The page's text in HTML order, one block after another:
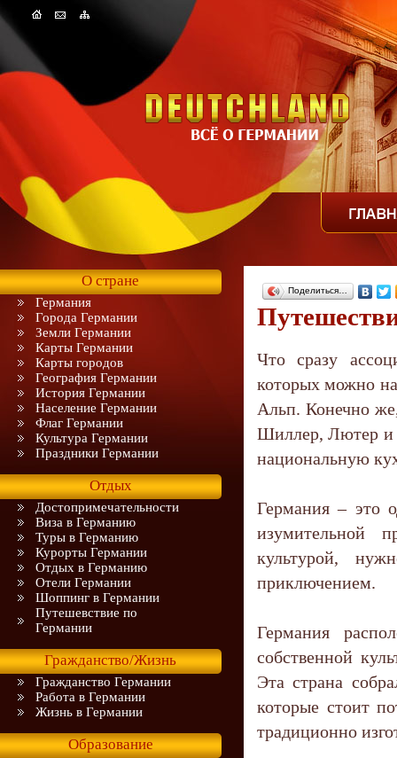
Поделиться…
Что сразу
которых можно
Альп. Конечно
Шиллер, Лютер и
национальную
Германия – это
изумительной
культурой,
приключением.
Германия
собственной
Эта страна
которые стоит
традиционно
О стране
Германия
Города Германии
Земли Германии
Карты Германии
Карты городов
География Германии
История Германии
Население Германии
Флаг Германии
Культура Германии
Праздники Германии
Отдых
Достопримечательности
Виза в Германию
Туры в Германию
Курорты Германии
Отдых в Германию
Отели Германии
Шоппинг в Германии
Путешевствие по
Германии
Гражданство/Жизнь
Гражданство Германии
Работа в Германии
Жизнь в Германии
Образование